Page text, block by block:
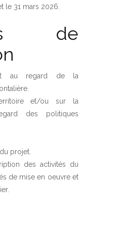
le 31 mars 2026.
de
au regard de la
et/ou sur la
des politiques
projet.
des activités du
de mise en oeuvre et